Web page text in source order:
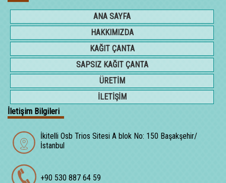
ANA SAYFA
HAKKIMIZDA
KAĞIT ÇANTA
SAPSIZ KAĞIT ÇANTA
ÜRETİM
İLETİŞİM
İletişim Bilgileri
İkitelli Osb Trios Sitesi A blok No: 150 Başakşehir/
İstanbul
+90 530 887 64 59